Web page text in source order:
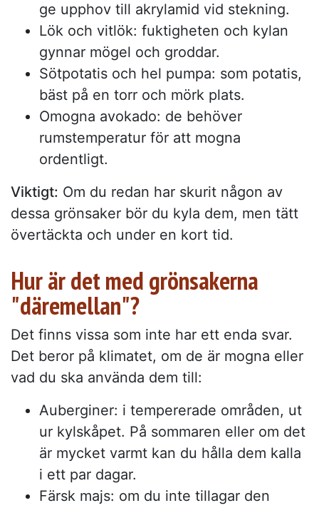
ge upphov till akrylamid vid stekning.
Lök och vitlök: fuktigheten och kylan
gynnar mögel och groddar.
Sötpotatis och hel pumpa: som potatis,
bäst på en torr och mörk plats.
Omogna avokado: de behöver
rumstemperatur för att mogna
ordentligt.
Viktigt: Om du redan har skurit någon av
dessa grönsaker bör du kyla dem, men tätt
övertäckta och under en kort tid.
Hur är det med grönsakerna
"däremellan"?
Det finns vissa som inte har ett enda svar.
Det beror på klimatet, om de är mogna eller
vad du ska använda dem till:
Auberginer: i tempererade områden, ut
ur kylskåpet. På sommaren eller om det
är mycket varmt kan du hålla dem kalla
i ett par dagar.
Färsk majs: om du inte tillagar den